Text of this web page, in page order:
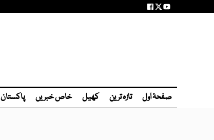
صفحۂ اول تازہ ترین کھیل خاص خبریں پاکستان